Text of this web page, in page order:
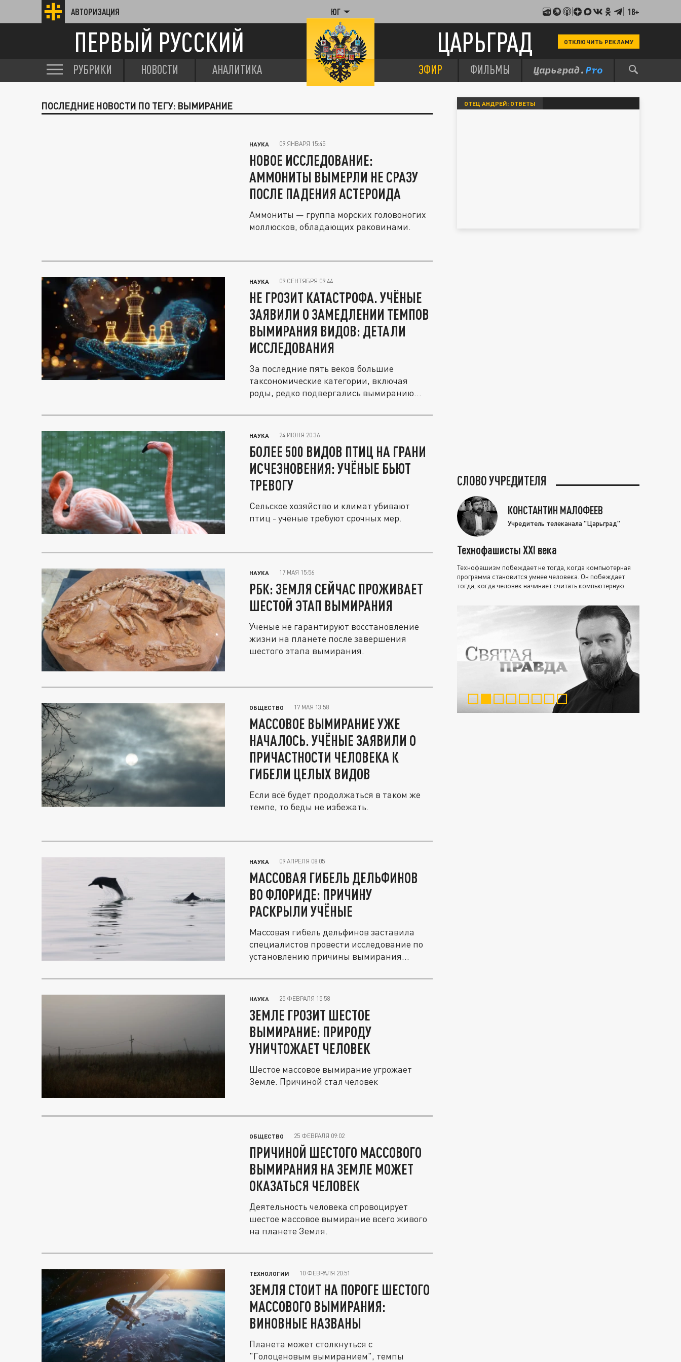
АВТОРИЗАЦИЯ ЮГ 18+
ПЕРВЫЙ РУССКИЙ ЦАРЬГРАД ОТКЛЮЧИТЬ РЕКЛАМУ
РУБРИКИ НОВОСТИ АНАЛИТИКА ЭФИР ФИЛЬМЫ
ПОСЛЕДНИЕ НОВОСТИ ПО ТЕГУ: ВЫМИРАНИЕ
НАУКА 09 ЯНВАРЯ 15:45
НОВОЕ ИССЛЕДОВАНИЕ:
АММОНИТЫ ВЫМЕРЛИ НЕ СРАЗУ
ПОСЛЕ ПАДЕНИЯ АСТЕРОИДА
Аммониты — группа морских головоногих
моллюсков, обладающих раковинами.
НАУКА 09 СЕНТЯБРЯ 09:44
НЕ ГРОЗИТ КАТАСТРОФА. УЧЁНЫЕ
ЗАЯВИЛИ О ЗАМЕДЛЕНИИ ТЕМПОВ
ВЫМИРАНИЯ ВИДОВ: ДЕТАЛИ
ИССЛЕДОВАНИЯ
За последние пять веков большие
таксономические категории, включая
роды, редко подвергались вымиранию
НАУКА 24 ИЮНЯ 20:36
БОЛЕЕ 500 ВИДОВ ПТИЦ НА ГРАНИ
ИСЧЕЗНОВЕНИЯ: УЧЁНЫЕ БЬЮТ
ТРЕВОГУ
Сельское хозяйство и климат убивают
птиц - учёные требуют срочных мер.
НАУКА 17 МАЯ 15:56
РБК: ЗЕМЛЯ СЕЙЧАС ПРОЖИВАЕТ
ШЕСТОЙ ЭТАП ВЫМИРАНИЯ
Ученые не гарантируют восстановление
жизни на планете после завершения
шестого этапа вымирания.
ОБЩЕСТВО 17 МАЯ 13:58
МАССОВОЕ ВЫМИРАНИЕ УЖЕ
НАЧАЛОСЬ. УЧЁНЫЕ ЗАЯВИЛИ О
ПРИЧАСТНОСТИ ЧЕЛОВЕКА К
ГИБЕЛИ ЦЕЛЫХ ВИДОВ
Если всё будет продолжаться в таком же
темпе, то беды не избежать.
НАУКА 09 АПРЕЛЯ 08:05
МАССОВАЯ ГИБЕЛЬ ДЕЛЬФИНОВ
ВО ФЛОРИДЕ: ПРИЧИНУ
РАСКРЫЛИ УЧЁНЫЕ
Массовая гибель дельфинов заставила
специалистов провести исследование по
установлению причины вымирания...
НАУКА 25 ФЕВРАЛЯ 15:58
ЗЕМЛЕ ГРОЗИТ ШЕСТОЕ
ВЫМИРАНИЕ: ПРИРОДУ
УНИЧТОЖАЕТ ЧЕЛОВЕК
Шестое массовое вымирание угрожает
Земле. Причиной стал человек
ОБЩЕСТВО 25 ФЕВРАЛЯ 09:02
ПРИЧИНОЙ ШЕСТОГО МАССОВОГО
ВЫМИРАНИЯ НА ЗЕМЛЕ МОЖЕТ
ОКАЗАТЬСЯ ЧЕЛОВЕК
Деятельность человека спровоцирует
шестое массовое вымирание всего живого
на планете Земля.
ТЕХНОЛОГИИ 10 ФЕВРАЛЯ 20:51
ЗЕМЛЯ СТОИТ НА ПОРОГЕ ШЕСТОГО
МАССОВОГО ВЫМИРАНИЯ:
ВИНОВНЫЕ НАЗВАНЫ
Планета может столкнуться с
"Голоценовым вымиранием", темпы
ОТЕЦ АНДРЕЙ: ОТВЕТЫ
СЛОВО УЧРЕДИТЕЛЯ
КОНСТАНТИН МАЛОФЕЕВ
Учредитель телеканала "Царьград"
Технофашисты XXI века
Технофашизм побеждает не тогда, когда компьютерная
программа становится умнее человека. Он побеждает
тогда, когда человек начинает считать компьютерную